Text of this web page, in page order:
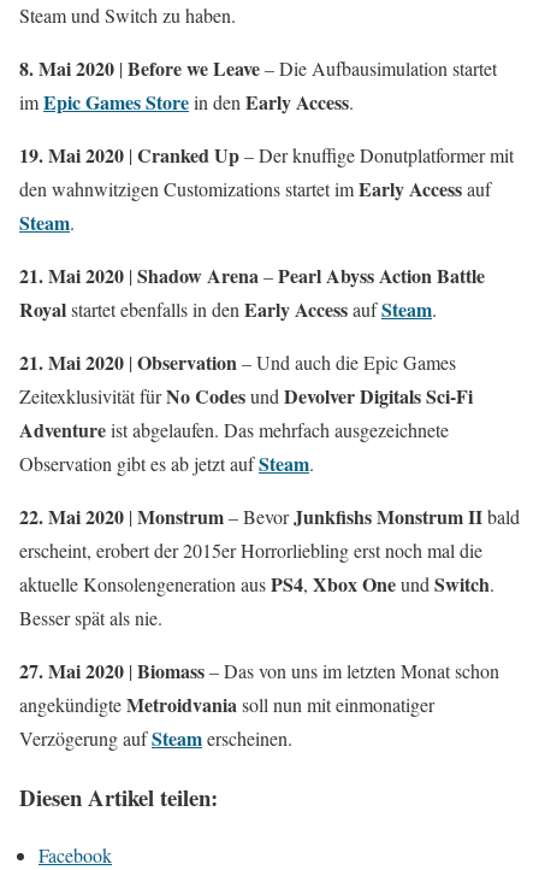
Steam und Switch zu haben.
8. Mai 2020 |Before we Leave– Die Aufbausimulation startet
imEpic Games Storein den Early Access.
19. Mai 2020 |Cranked Up– Der knuffige Donutplatformer mit
den wahnwitzigen Customizations startet imEarly Accessauf
Steam.
21. Mai 2020 |Shadow Arena–Pearl AbyssAction Battle
Royalstartet ebenfalls in den Early AccessaufSteam.
21. Mai 2020 |Observation– Und auch die Epic Games
Zeitexklusivität fürNo Codesund Devolver DigitalsSci-Fi
Adventureist abgelaufen. Das mehrfach ausgezeichnete
Observation gibt es ab jetzt aufSteam.
22. Mai 2020 |Monstrum– BevorJunkfishs Monstrum IIbald
erscheint, erobert der 2015er Horrorliebling erst noch mal die
aktuelle Konsolengeneration ausPS4, Xbox Oneund Switch.
Besser spät als nie.
27. Mai 2020 |Biomass– Das von uns im letzten Monat schon
angekündigteMetroidvaniasoll nun mit einmonatiger
Verzögerung aufSteamerscheinen.
Diesen Artikel teilen:
Facebook